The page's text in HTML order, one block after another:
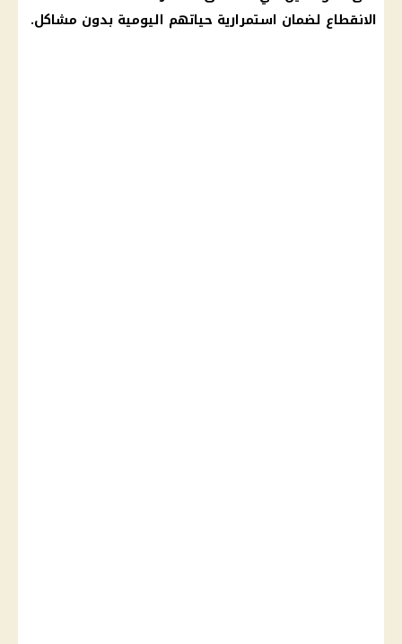
الانقطاع لضمان استمرارية حياتهم اليومية بدون مشاكل.